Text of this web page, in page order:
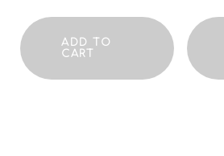
ADD TO
CART